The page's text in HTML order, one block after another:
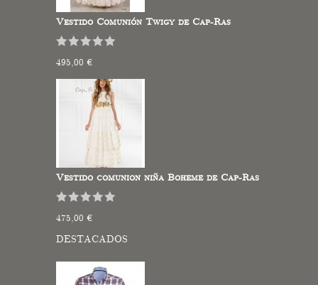
Vestido Comunión Twigy de Cap-Ras
495,00 €
Vestido comunion niña Boheme de Cap-Ras
475,00 €
DESTACADOS